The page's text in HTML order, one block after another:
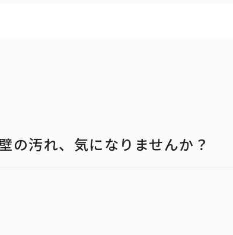
の汚れ、気になりませんか？